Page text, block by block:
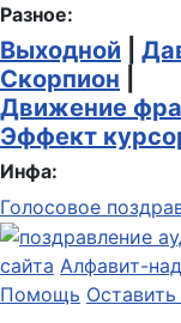
Разное:
Выходной
Скорпион
Движение
Эффект
Инфа:
Голосовое
сайта Алфавит-
Помощь